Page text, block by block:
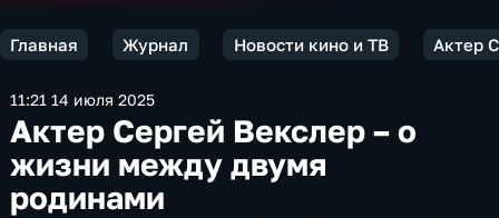
Главная Журнал Новости кино и ТВ Актер
11:21 14 июля 2025
Актер Сергей Векслер – о
жизни между двумя
родинами